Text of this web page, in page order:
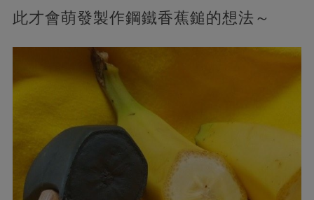
此才會萌發製作鋼鐵香蕉鎚的想法～